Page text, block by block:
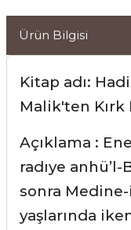
Ürün Bilgisi
Kitap adı:
Malik'ten Kırk
Açıklama :
radıye
sonra
yaşlarında